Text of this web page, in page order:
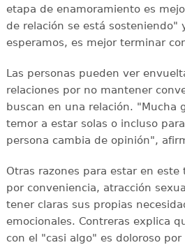
etapa de enamoramiento es
de relación se está sosteniendo"
esperamos, es mejor terminar
Las personas pueden ver
relaciones por no mantener
buscan en una relación. "Mucha
temor a estar solas o incluso
persona cambia de opinión",
Otras razones para estar en este
por conveniencia, atracción
tener claras sus propias
emocionales. Contreras explica
con el "casi algo" es doloroso